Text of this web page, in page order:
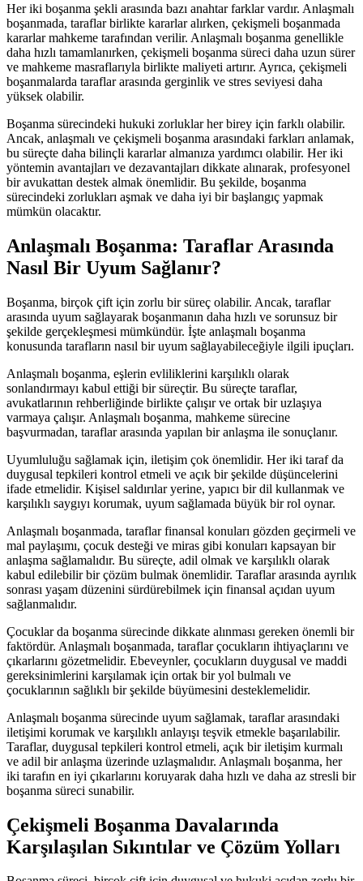
Her iki boşanma şekli arasında bazı anahtar farklar vardır. Anlaşmalı
boşanmada, taraflar birlikte kararlar alırken, çekişmeli boşanmada
kararlar mahkeme tarafından verilir. Anlaşmalı boşanma genellikle
daha hızlı tamamlanırken, çekişmeli boşanma süreci daha uzun sürer
ve mahkeme masraflarıyla birlikte maliyeti artırır. Ayrıca, çekişmeli
boşanmalarda taraflar arasında gerginlik ve stres seviyesi daha
yüksek olabilir.
Boşanma sürecindeki hukuki zorluklar her birey için farklı olabilir.
Ancak, anlaşmalı ve çekişmeli boşanma arasındaki farkları anlamak,
bu süreçte daha bilinçli kararlar almanıza yardımcı olabilir. Her iki
yöntemin avantajları ve dezavantajları dikkate alınarak, profesyonel
bir avukattan destek almak önemlidir. Bu şekilde, boşanma
sürecindeki zorlukları aşmak ve daha iyi bir başlangıç yapmak
mümkün olacaktır.
Anlaşmalı Boşanma: Taraflar Arasında
Nasıl Bir Uyum Sağlanır?
Boşanma, birçok çift için zorlu bir süreç olabilir. Ancak, taraflar
arasında uyum sağlayarak boşanmanın daha hızlı ve sorunsuz bir
şekilde gerçekleşmesi mümkündür. İşte anlaşmalı boşanma
konusunda tarafların nasıl bir uyum sağlayabileceğiyle ilgili ipuçları.
Anlaşmalı boşanma, eşlerin evliliklerini karşılıklı olarak
sonlandırmayı kabul ettiği bir süreçtir. Bu süreçte taraflar,
avukatlarının rehberliğinde birlikte çalışır ve ortak bir uzlaşıya
varmaya çalışır. Anlaşmalı boşanma, mahkeme sürecine
başvurmadan, taraflar arasında yapılan bir anlaşma ile sonuçlanır.
Uyumluluğu sağlamak için, iletişim çok önemlidir. Her iki taraf da
duygusal tepkileri kontrol etmeli ve açık bir şekilde düşüncelerini
ifade etmelidir. Kişisel saldırılar yerine, yapıcı bir dil kullanmak ve
karşılıklı saygıyı korumak, uyum sağlamada büyük bir rol oynar.
Anlaşmalı boşanmada, taraflar finansal konuları gözden geçirmeli ve
mal paylaşımı, çocuk desteği ve miras gibi konuları kapsayan bir
anlaşma sağlamalıdır. Bu süreçte, adil olmak ve karşılıklı olarak
kabul edilebilir bir çözüm bulmak önemlidir. Taraflar arasında ayrılık
sonrası yaşam düzenini sürdürebilmek için finansal açıdan uyum
sağlanmalıdır.
Çocuklar da boşanma sürecinde dikkate alınması gereken önemli bir
faktördür. Anlaşmalı boşanmada, taraflar çocukların ihtiyaçlarını ve
çıkarlarını gözetmelidir. Ebeveynler, çocukların duygusal ve maddi
gereksinimlerini karşılamak için ortak bir yol bulmalı ve
çocuklarının sağlıklı bir şekilde büyümesini desteklemelidir.
Anlaşmalı boşanma sürecinde uyum sağlamak, taraflar arasındaki
iletişimi korumak ve karşılıklı anlayışı teşvik etmekle başarılabilir.
Taraflar, duygusal tepkileri kontrol etmeli, açık bir iletişim kurmalı
ve adil bir anlaşma üzerinde uzlaşmalıdır. Anlaşmalı boşanma, her
iki tarafın en iyi çıkarlarını koruyarak daha hızlı ve daha az stresli bir
boşanma süreci sunabilir.
Çekişmeli Boşanma Davalarında
Karşılaşılan Sıkıntılar ve Çözüm Yolları